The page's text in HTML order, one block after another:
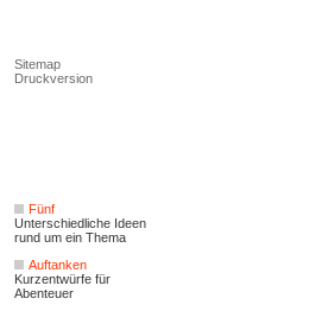
Sitemap
Druckversion
Fünf
Unterschiedliche Ideen
rund um ein Thema
Auftanken
Kurzentwürfe für
Abenteuer